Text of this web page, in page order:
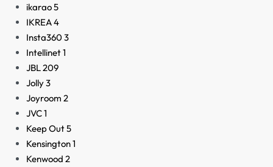
ikarao5
IKREA4
Insta3603
Intellinet1
JBL209
Jolly3
Joyroom 2
JVC1
Keep Out5
Kensington1
Kenwood 2